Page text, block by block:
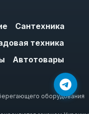
Сантехника
техника
Автотовары
оборудования